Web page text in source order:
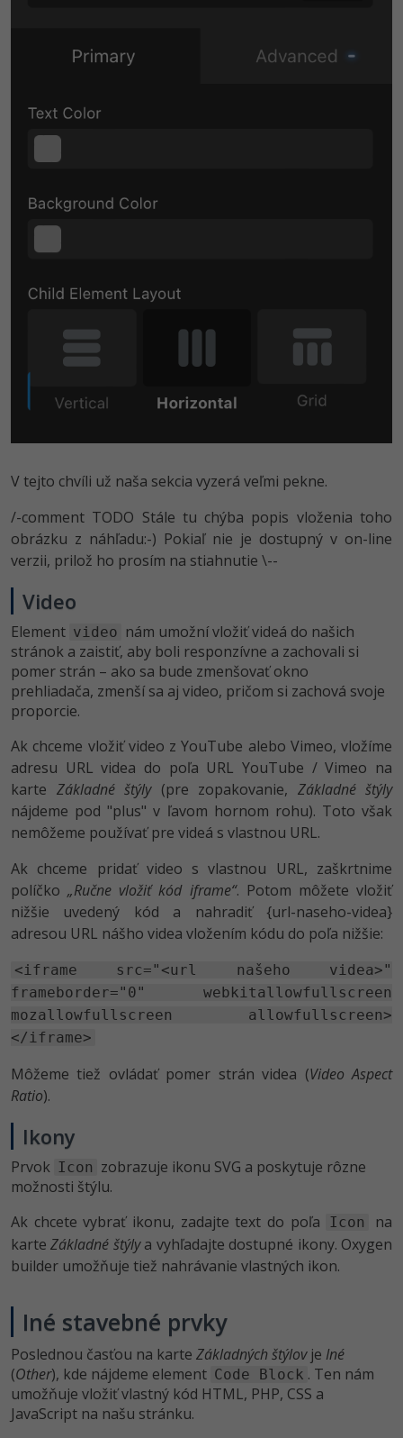
V tejto chvíli už naša sekcia vyzerá veľmi pekne.
/-comment TODO Stále tu chýba popis vloženia toho
obrázku z náhľadu:-) Pokiaľ nie je dostupný v on-line
verzii, prilož ho prosím na stiahnutie \--
Video
Element video nám umožní vložiť videá do našich
stránok a zaistiť, aby boli responzívne a zachovali si
pomer strán – ako sa bude zmenšovať okno
prehliadača, zmenší sa aj video, pričom si zachová svoje
proporcie.
Ak chceme vložiť video z YouTube alebo Vimeo, vložíme
adresu URL videa do poľa URL YouTube / Vimeo na
karte Základné štýly(pre zopakovanie, Základné štýly
nájdeme pod "plus" v ľavom hornom rohu). Toto však
nemôžeme používať pre videá s vlastnou URL.
Ak chceme pridať video s vlastnou URL, zaškrtnime
políčko„Ručne vložiť kód iframe“. Potom môžete vložiť
nižšie uvedený kód a nahradiť {url-naseho-videa}
adresou URL nášho videa vložením kódu do poľa nižšie:
<iframe src="<url našeho videa>"
frameborder="0" webkitallowfullscreen
mozallowfullscreen allowfullscreen>
</iframe>
Môžeme tiež ovládať pomer strán videa (Video Aspect
Ratio).
Ikony
Prvok Icon zobrazuje ikonu SVG a poskytuje rôzne
možnosti štýlu.
Ak chcete vybrať ikonu, zadajte text do poľa
Icon
na
karteZákladné štýlya vyhľadajte dostupné ikony. Oxygen
builder umožňuje tiež nahrávanie vlastných ikon.
Iné stavebné prvky
Poslednou časťou na karte Základných štýlovje Iné
(Other), kde nájdeme element Code Block . Ten nám
umožňuje vložiť vlastný kód HTML, PHP, CSS a
JavaScript na našu stránku.